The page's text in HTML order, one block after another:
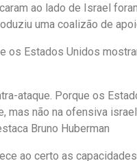
ao lado de Israel
uma coalizão de
os Estados Unidos
ataque. Porque os
mas não na ofensiva
Bruno Huberman
ao certo as